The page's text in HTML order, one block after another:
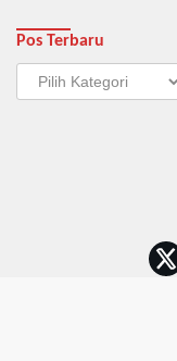
Pos Terbaru
Pos
Terbaru